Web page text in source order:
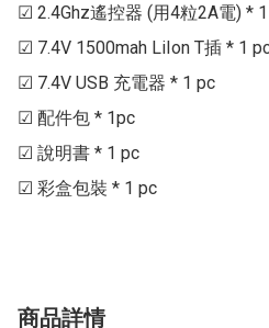
☑ 2.4Ghz遙控器 (用4粒2A電) *
☑ 7.4V 1500mah LiIon T插 * 1
☑ 7.4V USB 充電器 * 1 pc
☑ 配件包 * 1pc
☑ 說明書 * 1 pc
☑ 彩盒包裝 * 1 pc
商品詳情